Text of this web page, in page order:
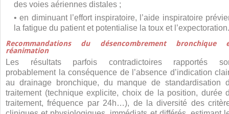
des voies aériennes distales ;
• en diminuant l’effort inspiratoire, l’aide inspiratoire
la fatigue du patient et potentialise la toux et l’expectoration.
Recommandations du désencombrement bronchique
réanimation
Les résultats parfois contradictoires rapportés
probablement la conséquence de l’absence d’indication
au drainage bronchique, du manque de standardisation
traitement (technique explicite, choix de la position, durée
traitement, fréquence par 24h…), de la diversité des